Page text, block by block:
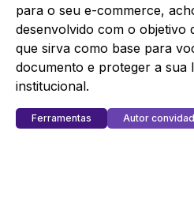
para o seu e-commerce,
desenvolvido com o objetivo
que sirva como base para
documento e proteger a sua
institucional.
Ferramentas Autor